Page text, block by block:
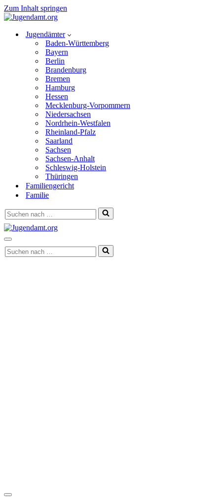
Zum Inhalt springen
Jugendämter
Baden-Württemberg
Bayern
Berlin
Brandenburg
Bremen
Hamburg
Hessen
Mecklenburg-Vorpommern
Niedersachsen
Nordrhein-Westfalen
Rheinland-Pfalz
Saarland
Sachsen
Sachsen-Anhalt
Schleswig-Holstein
Thüringen
Familiengericht
Familie
Suchen
nach …
Navigationsmenü
Suchen
nach …
Navigationsmenü